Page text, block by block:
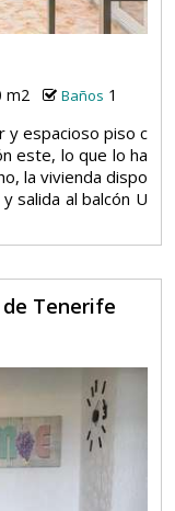
m2 Baños 1
y espacioso piso c
este, lo que lo ha
la vivienda dispo
salida al balcón U
de Tenerife